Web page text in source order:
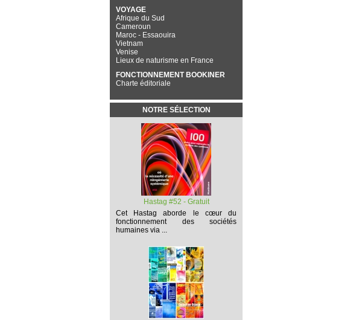
VOYAGE
Afrique du Sud
Cameroun
Maroc - Essaouira
Vietnam
Venise
Lieux de naturisme en France
FONCTIONNEMENT BOOKINER
Charte éditoriale
NOTRE SÉLECTION
Hastag #52 - Gratuit
Cet
Hastag aborde le cœur du
fonctionnement des sociétés
humaines via ...